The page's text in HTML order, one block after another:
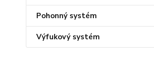
Pohonný systém
Výfukový systém